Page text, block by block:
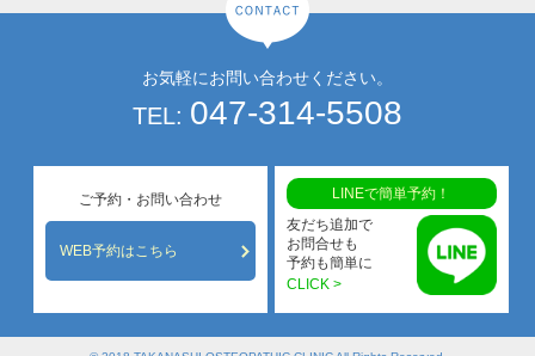
お気軽にお問い合わせください。
TEL: 047-314-5508
ご予約・お問い合わせ
WEB予約はこちら
LINEで簡単予約！
友だち追加で
お問合せも
予約も簡単に
CLICK >